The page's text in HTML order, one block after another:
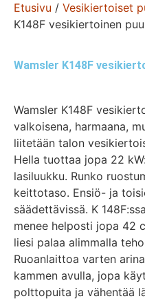
Etusivu / Vesikiertoiset
K148F vesikiertoinen
Wamsler K148F
Wamsler K148F
valkoisena, harmaana,
liitetään talon
Hella tuottaa jopa 22
lasiluukku. Runko
keittotaso. Ensiö- ja
säädettävissä. K
menee helposti jopa 42
liesi palaa alimmalla
Ruoanlaittoa varten
kammen avulla, jopa
polttopuita ja vähentää